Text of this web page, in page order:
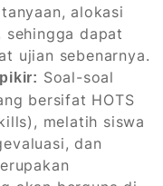
alokasi
sehingga dapat
ujian sebenarnya.
Soal-soal
bersifat HOTS
melatih siswa
dan